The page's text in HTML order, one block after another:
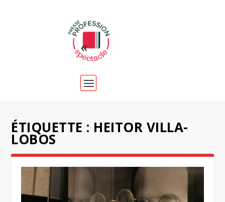
ÉTIQUETTE : HEITOR VILLA-
LOBOS